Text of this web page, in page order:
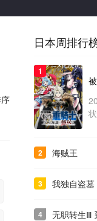
2026
2023
2023
日本周排行
1
2 海贼王
3 我独自盗墓
4 无职转生Ⅲ